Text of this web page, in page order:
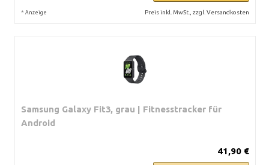
* Anzeige Preis inkl. MwSt., zzgl. Versandkosten
Samsung Galaxy Fit3, grau | Fitnesstracker für
Android
41,90 €